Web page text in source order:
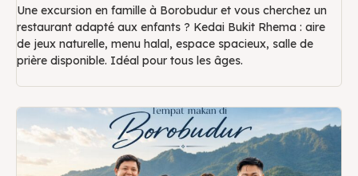
Une excursion en famille à Borobudur et vous cherchez un
restaurant adapté aux enfants ? Kedai Bukit Rhema : aire
de jeux naturelle, menu halal, espace spacieux, salle de
prière disponible. Idéal pour tous les âges.